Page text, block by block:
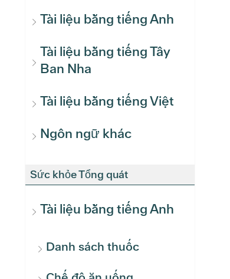
Tài liệu bằng tiếng Anh
Tài liệu bằng tiếng Tây
Ban Nha
Tài liệu bằng tiếng Việt
Ngôn ngữ khác
Sức khỏe Tổng quát
Tài liệu bằng tiếng Anh
Danh sách thuốc